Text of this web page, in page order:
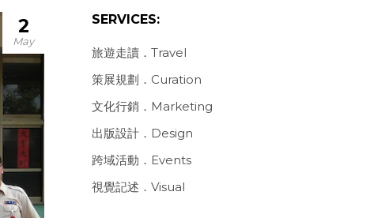
2
May
SERVICES:
旅遊走讀．Travel
策展規劃．Curation
文化行銷．Marketing
出版設計．Design
跨域活動．Events
視覺記述．Visual